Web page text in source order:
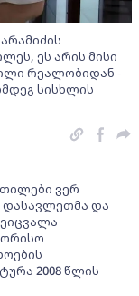
ეს არის მისი
რეალობიდან -
სისხლის
ვერ
დასავლეთმა და
2008 წლის